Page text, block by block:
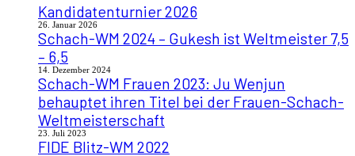
Kandidatenturnier 2026
26. Januar 2026
Schach-WM 2024 – Gukesh ist Weltmeister 7,5
– 6,5
14. Dezember 2024
Schach-WM Frauen 2023: Ju Wenjun
behauptet ihren Titel bei der Frauen-Schach-
Weltmeisterschaft
23. Juli 2023
FIDE Blitz-WM 2022